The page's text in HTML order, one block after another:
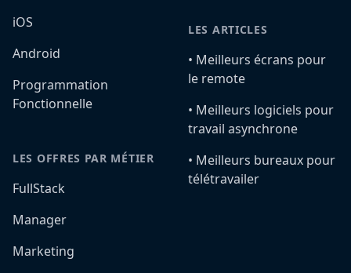
iOS
Android
Programmation
Fonctionnelle
LES OFFRES PAR MÉTIER
FullStack
Manager
Marketing
LES ARTICLES
•️ Meilleurs écrans pour
le remote
•️ Meilleurs logiciels pour
travail asynchrone
•️ Meilleurs bureaux pour
télétravailer